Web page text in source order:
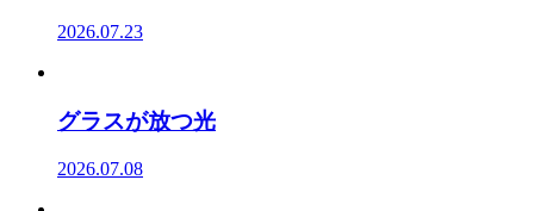
2026.07.23
グラスが放つ光
2026.07.08